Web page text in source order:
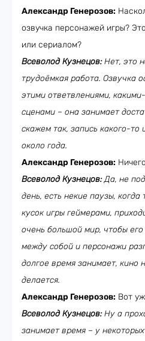
Александр Генерозов:
озвучка персонажей игры?
или сериалом?
Всеволод Кузнецов:Нет, это
трудоёмкая работа. Озвучка
этими ответвлениями,
сценами – она занимает
скажем так, запись какого-
около года.
Александр Генерозов:
Всеволод Кузнецов:Да, не
день, есть некие паузы, когда
кусок игры геймерами,
очень большой мир, чтобы
между собой и персонажи
долгое время занимает, кино
делается.
Александр Генерозов: Вот
Всеволод Кузнецов:Ну а
занимает время – у